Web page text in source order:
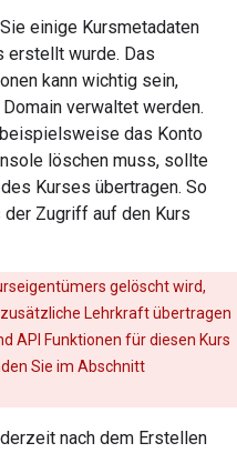
einige Kursmetadaten
erstellt wurde. Das
kann wichtig sein,
verwaltet werden.
das Konto
löschen muss, sollte
Kurses übertragen. So
Zugriff auf den Kurs
gelöscht wird,
Lehrkraft übertragen
API Funktionen für diesen Kurs
Sie im Abschnitt
nach dem Erstellen